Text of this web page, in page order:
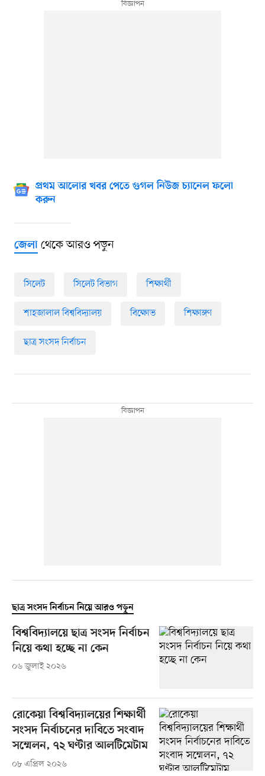
প্রথম আলোর খবর পেতে গুগল নিউজ চ্যানেল ফলো
করুন
জেলাথেকে আরও পড়ুন
সিলেট সিলেট বিভাগ শিক্ষার্থী
শাহজালাল বিশ্ববিদ্যালয় বিক্ষোভ শিক্ষাঙ্গণ
ছাত্র সংসদ নির্বাচন
ছাত্র সংসদ নির্বাচন নিয়ে আরও পড়ুন
বিশ্ববিদ্যালয়ে ছাত্র সংসদ নির্বাচন
নিয়ে কথা হচ্ছে না কেন
০৬ জুলাই ২০২৬
রোকেয়া বিশ্ববিদ্যালয়ের শিক্ষার্থী
সংসদ নির্বাচনের দাবিতে সংবাদ
সম্মেলন, ৭২ ঘণ্টার আলটিমেটাম
০৮ এপ্রিল ২০২৬